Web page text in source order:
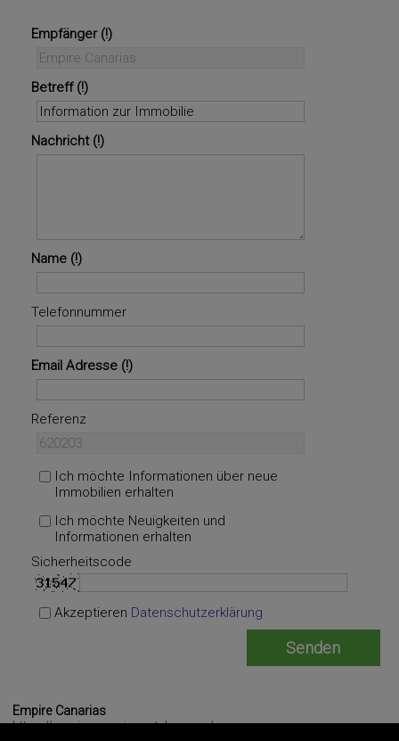
Empfänger
Betreff
Nachricht
Name
Telefonnummer
Email Adresse
Referenz
Ich möchte Informationen über neue
Immobilien erhalten
Ich möchte Neuigkeiten und
Informationen erhalten
Sicherheitscode
Akzeptieren Datenschutzerklärung
Empire Canarias
https://empirecanarias.artekasa.es/